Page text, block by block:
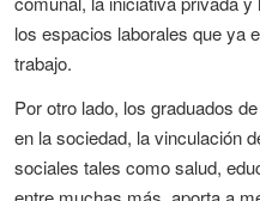
los espacios laborales que ya
trabajo.
Por otro lado, los graduados
en la sociedad, la vinculación
sociales tales como salud,